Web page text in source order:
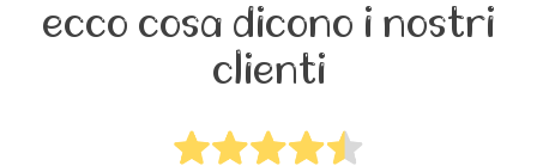
ecco cosa dicono i nostri
clienti